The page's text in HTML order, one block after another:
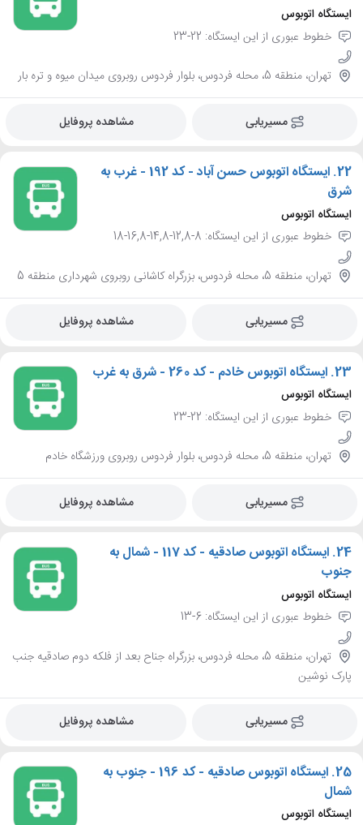
ایستگاه اتوبوس
خطوط عبوری از این ایستگاه: 22-23
تهران، منطقه 5، محله فردوس، بلوار فردوس روبروی میدان میوه و تره بار
مسیریابی مشاهده پروفایل
22.
ایستگاه اتوبوس حسن آباد - کد 192 - غرب به
شرق
ایستگاه اتوبوس
خطوط عبوری از این ایستگاه: 8-12,8-14,8-16,8-18
تهران، منطقه 5، محله فردوس، بزرگراه کاشانی روبروی شهرداری منطقه 5
مسیریابی مشاهده پروفایل
23. ایستگاه اتوبوس خادم - کد 260 - شرق به غرب
ایستگاه اتوبوس
خطوط عبوری از این ایستگاه: 22-23
تهران، منطقه 5، محله فردوس، بلوار فردوس روبروی ورزشگاه خادم
مسیریابی مشاهده پروفایل
24.
ایستگاه اتوبوس صادقیه - کد 117 - شمال به
جنوب
ایستگاه اتوبوس
خطوط عبوری از این ایستگاه: 6-13
تهران، منطقه 5، محله فردوس، بزرگراه جناح بعد از فلکه دوم صادقیه جنب
پارک نوشین
مسیریابی مشاهده پروفایل
25.
ایستگاه اتوبوس صادقیه - کد 196 - جنوب به
شمال
ایستگاه اتوبوس